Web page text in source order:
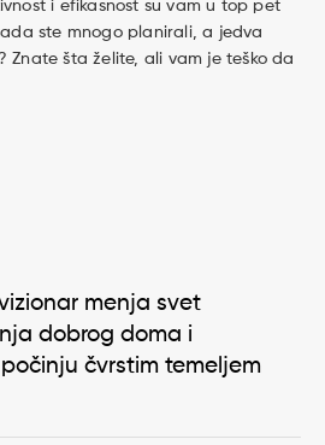
i efikasnost su vam u top pet
ste mnogo planirali, a jedva
Znate šta želite, ali vam je teško da
menja svet
dobrog doma i
čvrstim temeljem